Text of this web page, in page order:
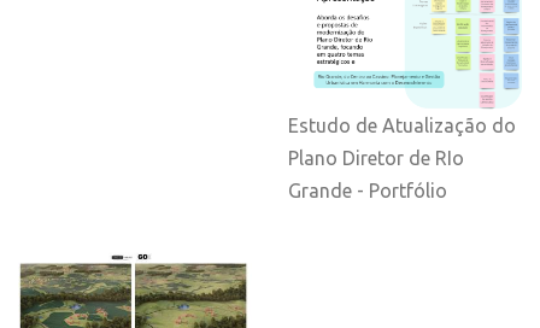
Estudo de Atualização do
Plano Diretor de RIo
Grande - Portfólio